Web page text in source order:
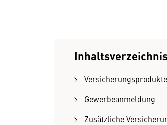
Versicherungsprodukte
Gewerbeanmeldung
Zusätzliche